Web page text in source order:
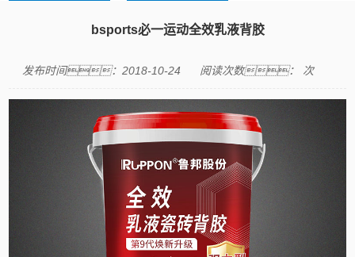
bsports必一运动全效乳液背胶
发布时间：2018-10-24 阅读次数： 次